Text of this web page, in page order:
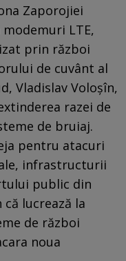
Zaporojiei
LTE,
prin război
de cuvânt al
Vladislav Voloșîn,
razei de
de bruiaj.
pentru atacuri
infrastructurii
public din
lucrează la
de război
noua